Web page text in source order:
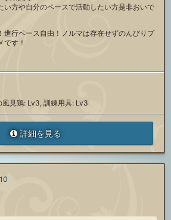
い方や自分のペースで活動したい方是非おいで
進行ペース自由！ノルマは存在せずのんびりプ
です！
見鶏: Lv3, 訓練用具: Lv3
詳細を見る